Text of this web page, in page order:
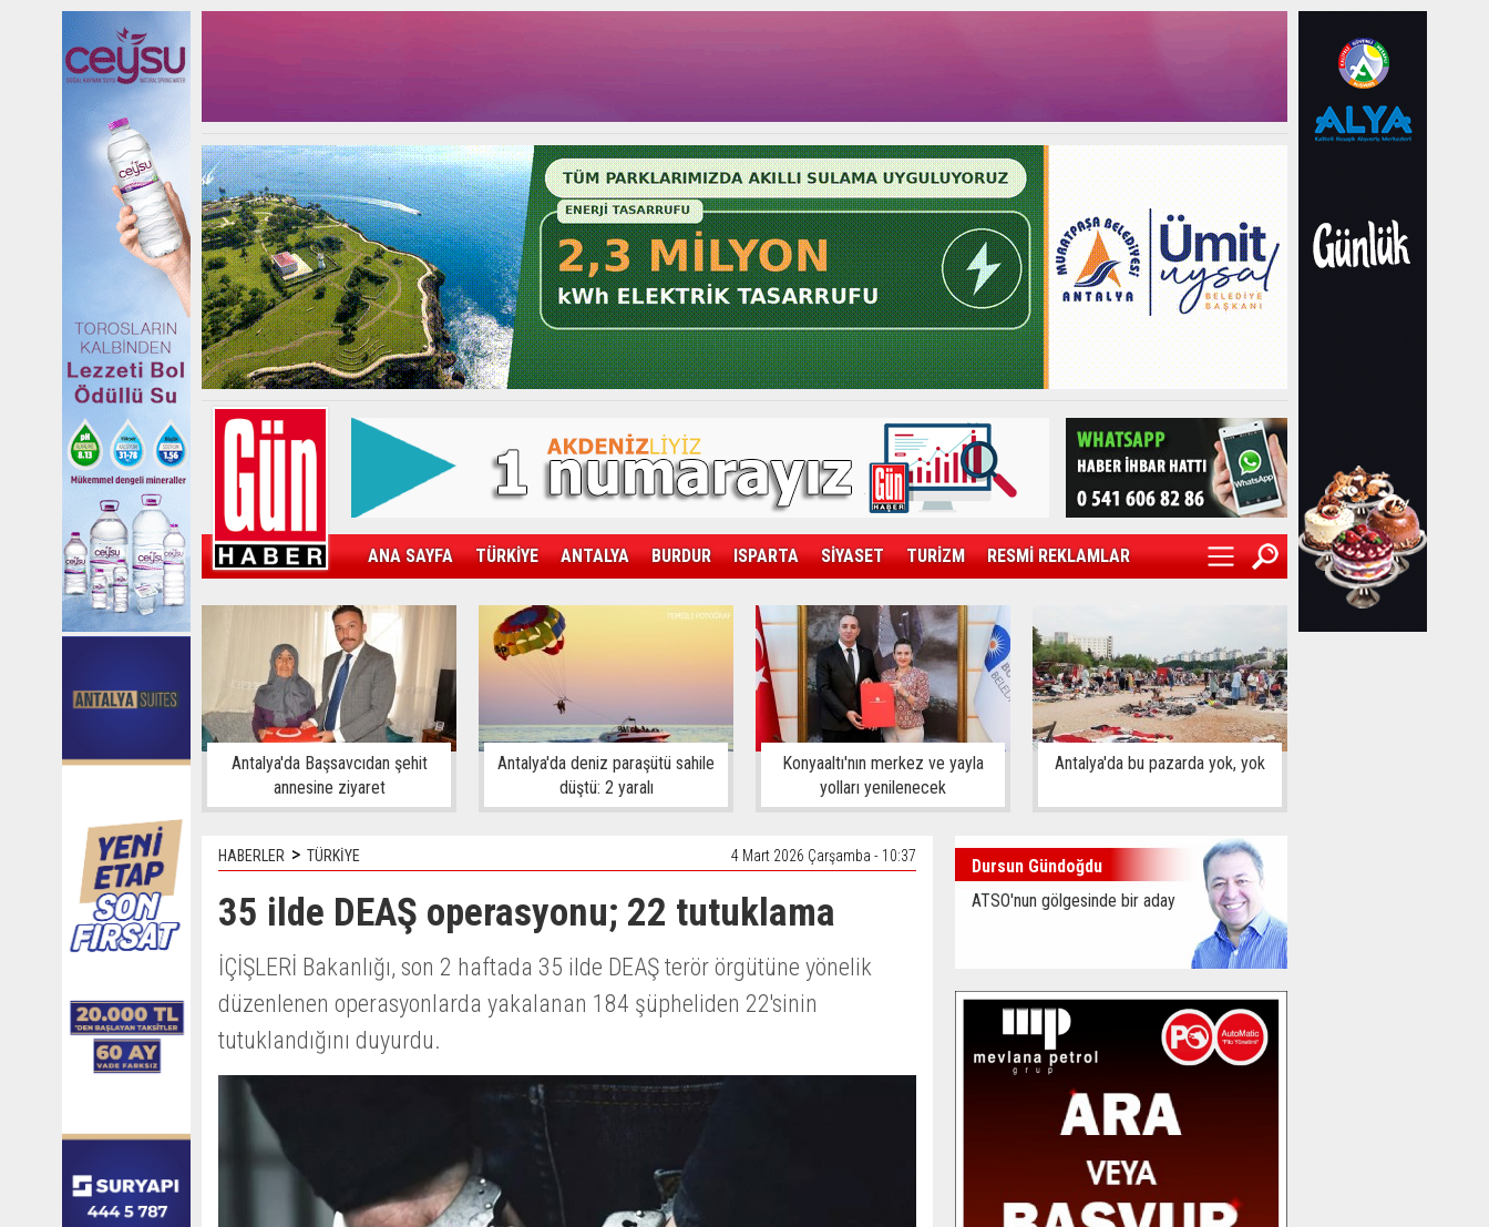
ANA SAYFA TÜRKİYE ANTALYA BURDUR ISPARTA SİYASET TURİZM RESMİ REKLAMLAR
KAMPÜS SPOR GÜN'ÜN ÜRÜNÜ SAĞLIK EKONOMİ DÜNYA
Antalya'da Başsavcıdan şehit
annesine ziyaret
Antalya'da deniz paraşütü sahile
düştü: 2 yaralı
Konyaaltı'nın merkez ve yayla
yolları yenilenecek
Antalya'da bu pazarda yok, yok
HABERLER > TÜRKİYE 4 Mart 2026 Çarşamba - 10:37
35 ilde DEAŞ operasyonu; 22 tutuklama
İÇİŞLERİ Bakanlığı, son 2 haftada 35 ilde DEAŞ terör örgütüne yönelik
düzenlenen operasyonlarda yakalanan 184 şüpheliden 22'sinin
tutuklandığını duyurdu.
Dursun Gündoğdu
ATSO'nun gölgesinde bir aday